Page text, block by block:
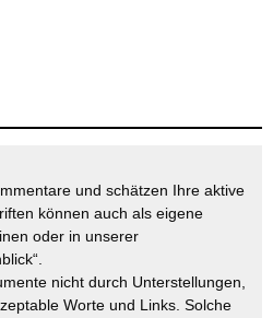
und schätzen Ihre aktive
können auch als eigene
oder in unserer
nicht durch Unterstellungen,
Worte und Links. Solche